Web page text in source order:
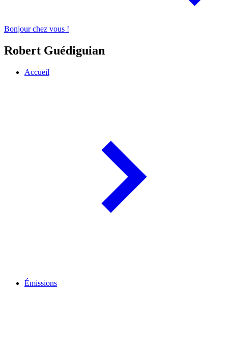
Bonjour chez vous !
Robert Guédiguian
Accueil
Émissions